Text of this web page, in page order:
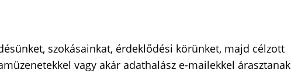
szokásainkat, érdeklődési körünket, majd célzott
vagy akár adathalász e-mailekkel árasztanak